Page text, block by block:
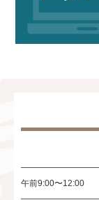
午前9:00〜12:00